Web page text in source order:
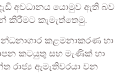
දැඩි අවධානය යොමුව ඇති බව
කිරීමට කැමැත්තෙමු.
කළමනාකරණ හා
කටයුතු සහ මැණික් හා
රාජ්‍ය ඇමැතිවරයා වන